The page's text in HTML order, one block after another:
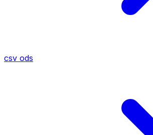
csv ods